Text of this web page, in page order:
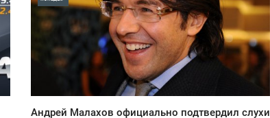
0
953
Андрей Малахов официально подтвердил слухи